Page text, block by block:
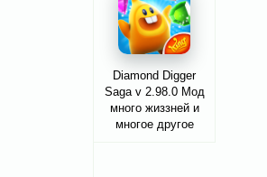
Diamond Digger
Saga v 2.98.0 Мод
много жиззней и
многое другое